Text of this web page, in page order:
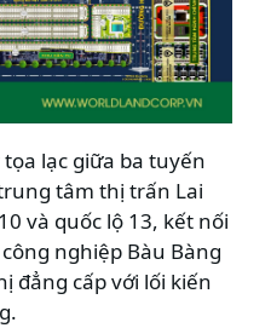
lạc giữa ba tuyến
tâm thị trấn Lai
và quốc lộ 13, kết nối
nghiệp Bàu Bàng
đẳng cấp với lối kiến